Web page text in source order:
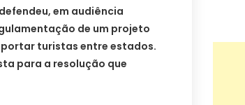
em audiência
de um projeto
turistas entre estados.
para a resolução que